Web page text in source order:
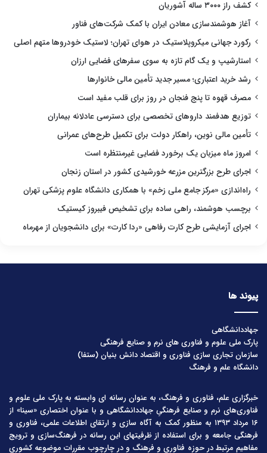
کشف راز ۳۰۰۰ ساله آشوریان
آغاز هوشمندسازی معادن ایران با کمک شرکت‌های فناور
رکورد جهانی میکروپلاستیک در هوای تهران؛ لاستیک خودروها متهم اصلی
استارشیپ و یک گام تازه به سوی سفرهای فضایی ارزان
رشد خرید اعتباری؛ مسیر جدید تأمین مالی خانوارها
مصرف قهوه تا پنج فنجان در روز برای قلب مفید است
توزیع هدفمند داروهای تخصصی برای دسترسی عادلانه بیماران
تأمین مالی نوین، راهکار دولت برای تکمیل طرح‌های عمرانی
امروز ماه میزبان یک برخورد فضایی غیرمنتظره است
اجرای طرح بزرگترین مزرعه خورشیدی کشور در استان زنجان
راه‌اندازی «مرکز جامع ملی زخم» با همکاری دانشگاه علوم پزشکی تهران
برچسب هوشمند، راهی ساده برای تشخیص فیبروز کیستیک
اجرای آزمایشی طرح کارت رفاهی «ردا کارت» برای دانشجویان از مهرماه
پیوند ها
جهاددانشگاهی
پارک ملی علوم و فناوری های نرم و صنایع فرهنگی
سازمان تجاری سازی فناوری و اقتصاد دانش بنیان (ستفا)
دانشگاه علم و فرهنگ
خبرگزاری علم، فناوری و فرهنگ، به عنوان رسانه ای وابسته به پارک ملی علوم و
فناوری‌های نرم و صنایع فرهنگیِ جهاددانشگاهی و با عنوان اختصاری «سینا» از
۱۶ مرداد ۱۳۹۳ به منظور کمک به آگاه سازی و ارتقای اطلاعات علمی، فناوری و
فرهنگی جامعه و برای استفاده از ظرفیتهای این رسانه در فرهنگ‌سازی و ترویج
مفاهیم مرتبط در حوزه فناوری و فرهنگ و در چارچوب مقررات موضوعه کشوری